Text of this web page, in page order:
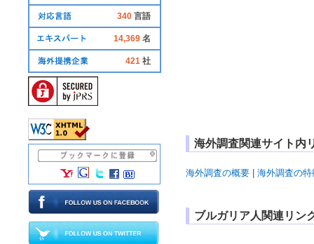
海外調査関連サイト内
海外調査の概要 海外調査の特
ブルガリア人関連リン
340 言語
14,369 名
421 社